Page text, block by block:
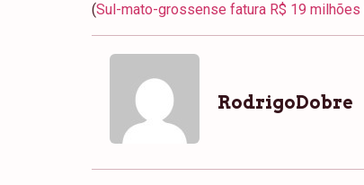
(Sul-mato-grossense fatura R$ 19 milhões
RodrigoDobre